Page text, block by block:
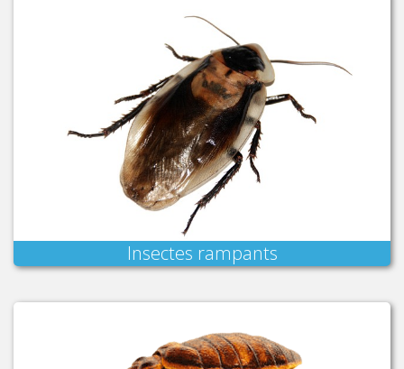
Insectes rampants